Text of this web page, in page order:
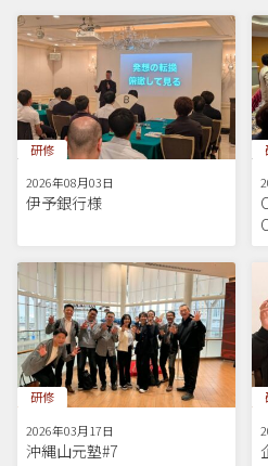
研修
2026年08月03日
伊予銀行様
研修
2026年03月17日
沖縄山元塾#7